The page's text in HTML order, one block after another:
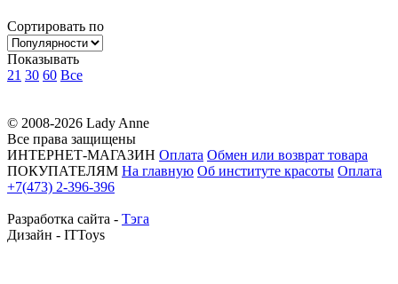
Сортировать по
Показывать
21 30 60 Все
© 2008-2026 Lady Anne
Все права защищены
ИНТЕРНЕТ-МАГАЗИН Оплата Обмен или возврат товара
ПОКУПАТЕЛЯМ На главную Об институте красоты Оплата
+7(473) 2-396-396
Разработка сайта - Тэга
Дизайн - ITToys